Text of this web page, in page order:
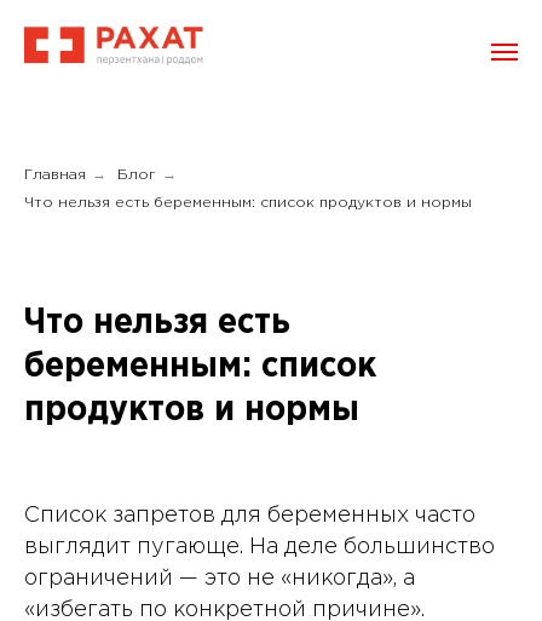
Главная → Блог →
Что нельзя есть беременным: список продуктов и нормы
Что нельзя есть
беременным: список
продуктов и нормы
Список запретов для беременных часто
выглядит пугающе. На деле большинство
ограничений — это не «никогда», а
«избегать по конкретной причине».